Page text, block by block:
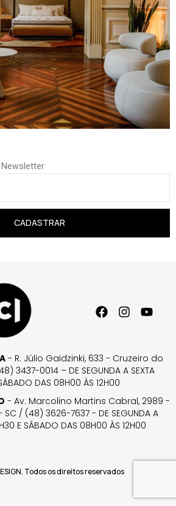
CADASTRAR
- R. Júlio Gaidzinki, 633 - Cruzeiro do
3437-0014 – DE SEGUNDA A SEXTA
DAS 08H00 ÀS 12H00
- Av. Marcolino Martins Cabral, 2989 -
/ (48) 3626-7637 - DE SEGUNDA A
E SÁBADO DAS 08H00 ÀS 12H00
Todos os direitos reservados